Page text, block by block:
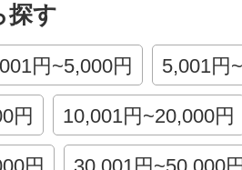
探す
円~5,000円 5,001円
円 10,001円~20,000円